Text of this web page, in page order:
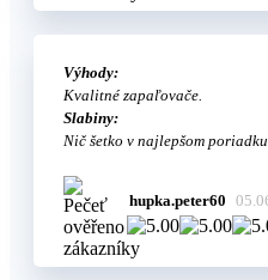
Výhody:
Kvalitné zapaľovače.
Slabiny:
Nič šetko v najlepšom poriadku.
hupka.peter60